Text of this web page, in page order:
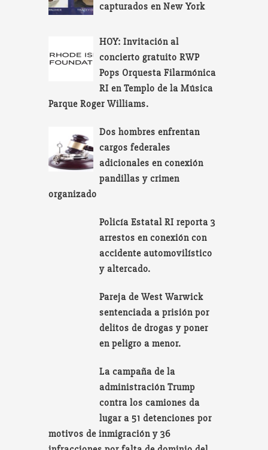
capturados en New York
HOY: Invitación al
concierto gratuito RWP
Pops Orquesta Filarmónica
RI en Templo de la Música
Parque Roger Williams.
Dos hombres enfrentan
cargos federales
adicionales en conexión
pandillas y crimen
organizado
Policía Estatal RI reporta 3
arrestos en conexión con
accidente automovilístico
y altercado.
Pareja de West Warwick
sentenciada a prisión por
delitos de drogas y poner
en peligro a menor.
La campaña de la
administración Trump
contra los camiones da
lugar a 51 detenciones por
motivos de inmigración y 36